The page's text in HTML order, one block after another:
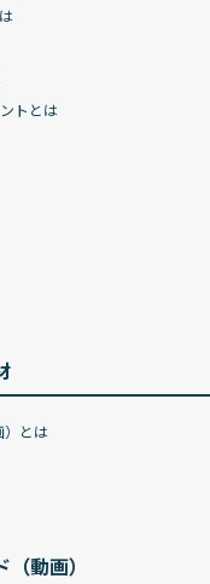
トとは
）とは
動画）